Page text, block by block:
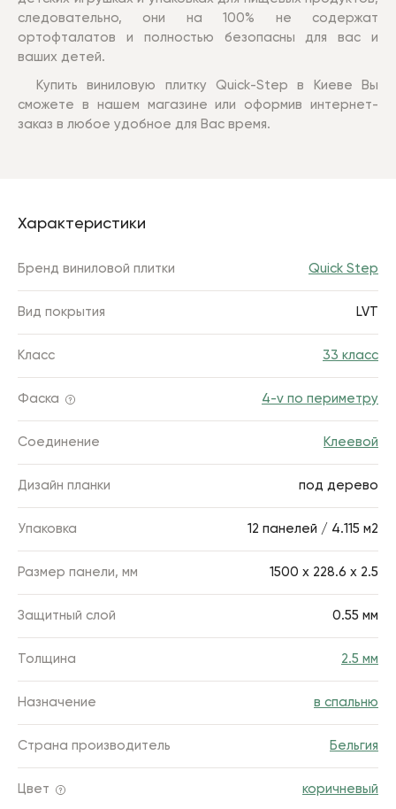
следовательно, они на 100% не содержат
ортофталатов и полностью безопасны для вас и
ваших детей.
Купить виниловую плитку Quick-Step в Киеве Вы
сможете в нашем магазине или оформив интернет-
заказ в любое удобное для Вас время.
Характеристики
Бренд виниловой плитки Quick Step
Вид покрытия LVT
Класс 33 класс
Фаска 4-v по периметру
Соединение Клеевой
Дизайн планки под дерево
Упаковка 12 панелей / 4.115 м2
Размер панели, мм 1500 х 228.6 х 2.5
Защитный слой 0.55 мм
Толщина 2.5 мм
Назначение в спальню
Страна производитель Бельгия
Цвет коричневый